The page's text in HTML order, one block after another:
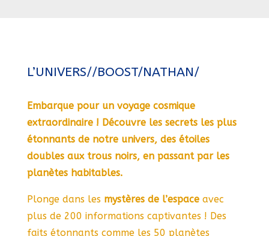
L’UNIVERS//BOOST/NATHAN/
Embarque pour un voyage cosmique
extraordinaire ! Découvre les secrets les plus
étonnants de notre univers, des étoiles
doubles aux trous noirs, en passant par les
planètes habitables.
Plonge dans les mystères de l’espaceavec
plus de 200 informations captivantes ! Des
faits étonnants comme les 50 planètes